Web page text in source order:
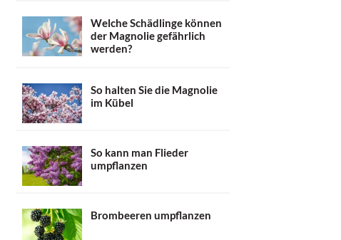
Welche Schädlinge können
der Magnolie gefährlich
werden?
So halten Sie die Magnolie
im Kübel
So kann man Flieder
umpflanzen
Brombeeren umpflanzen